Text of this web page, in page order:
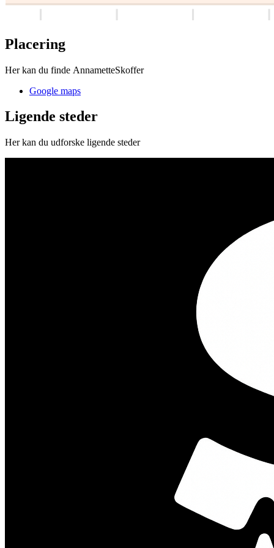
Placering
Her kan du finde AnnametteSkoffer
Google maps
Ligende steder
Her kan du udforske ligende steder